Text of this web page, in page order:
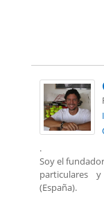
.
Soy el
particulares
(España).